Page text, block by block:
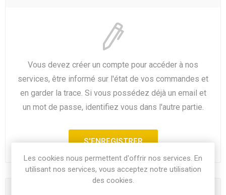
Vous devez créer un compte pour accéder à nos
services, être informé sur l'état de vos commandes et
en garder la trace. Si vous possédez déjà un email et
un mot de passe, identifiez vous dans l'autre partie.
Les cookies nous permettent d'offrir nos services. En
utilisant nos services, vous acceptez notre utilisation
des cookies.